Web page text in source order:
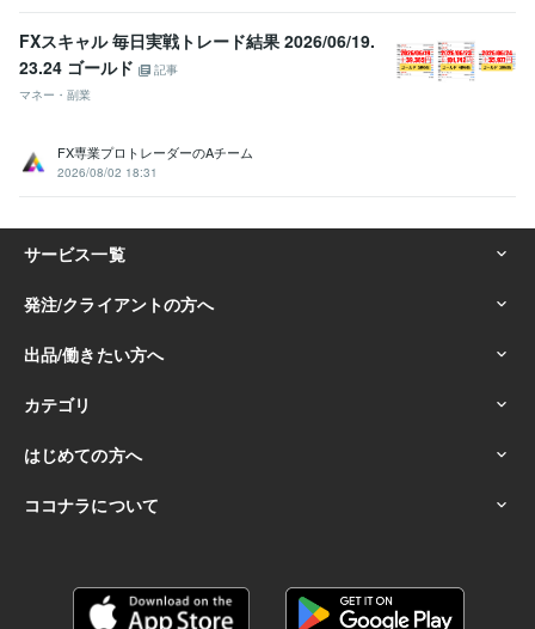
FXスキャル 毎日実戦トレード結果 2026/06/19.
23.24 ゴールド
記事
マネー・副業
FX専業プロトレーダーのAチーム
2026/08/02 18:31